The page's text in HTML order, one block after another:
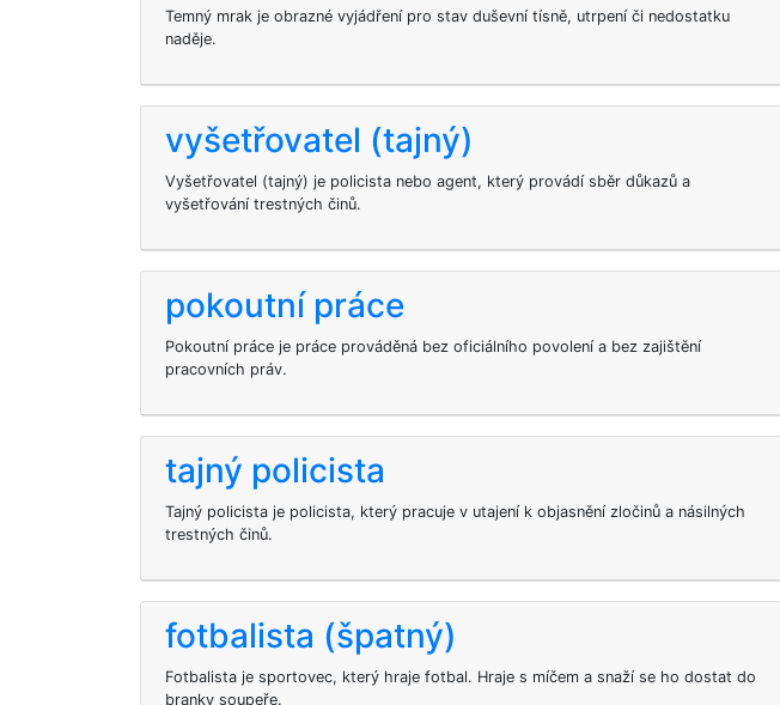
Temný mrak je obrazné vyjádření pro stav duševní tísně, utrpení či nedostatku
naděje.
vyšetřovatel (tajný)
Vyšetřovatel (tajný) je policista nebo agent, který provádí sběr důkazů a
vyšetřování trestných činů.
pokoutní práce
Pokoutní práce je práce prováděná bez oficiálního povolení a bez zajištění
pracovních práv.
tajný policista
Tajný policista je policista, který pracuje v utajení k objasnění zločinů a násilných
trestných činů.
fotbalista (špatný)
Fotbalista je sportovec, který hraje fotbal. Hraje s míčem a snaží se ho dostat do
branky soupeře.